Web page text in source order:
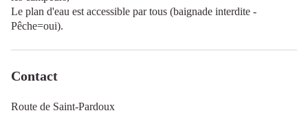
Le plan d'eau est accessible par tous (baignade interdite -
Pêche=oui).
Contact
Route de Saint-Pardoux